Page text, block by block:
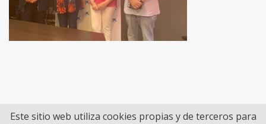
Este sitio web utiliza cookies propias y de terceros para